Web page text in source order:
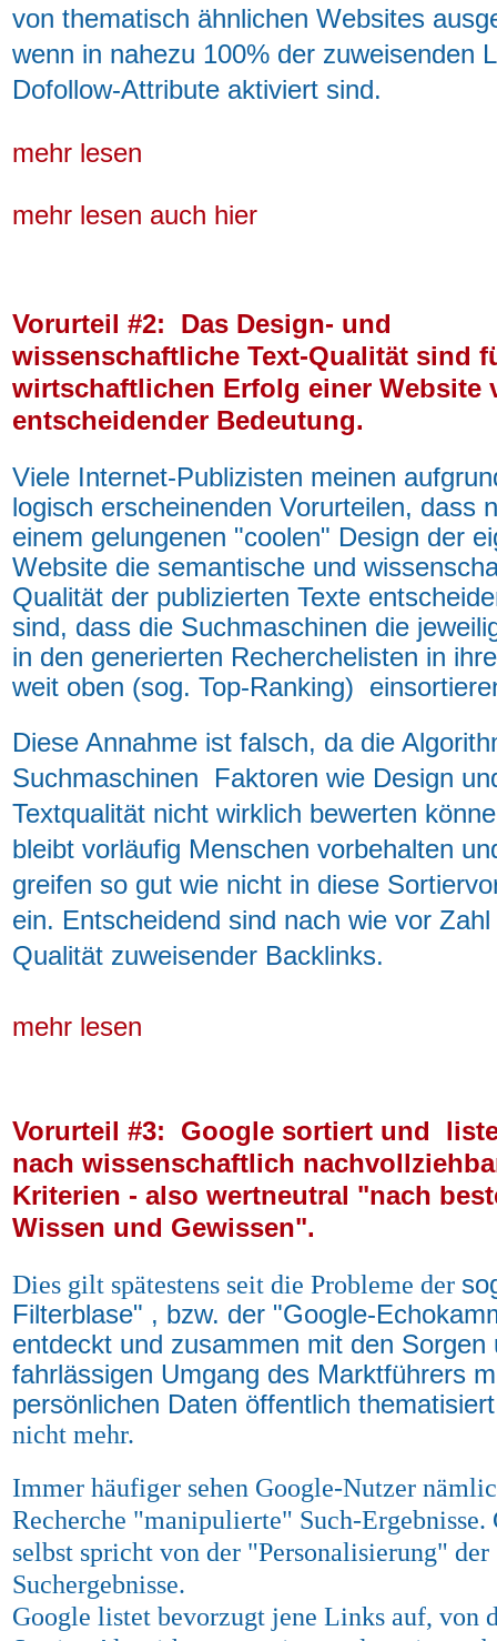
von thematisch ähnlichen Websites
wenn in nahezu 100% der zuweisenden
Dofollow-Attribute aktiviert sind.
mehr lesen
mehr lesen auch hier
Vorurteil #2: Das Design- und
wissenschaftliche Text-Qualität sind
wirtschaftlichen Erfolg einer Website
entscheidender Bedeutung.
Viele Internet-Publizisten meinen
logisch erscheinenden Vorurteilen, dass
einem gelungenen "coolen" Design der
Website die semantische und
Qualität der publizierten Texte
sind, dass die Suchmaschinen die
in den generierten Recherchelisten in
weit oben (sog. Top-Ranking)
Diese Annahme ist falsch, da die
Suchmaschinen Faktoren wie Design
Textqualität nicht wirklich bewerten
bleibt vorläufig Menschen vorbehalten
greifen so gut wie nicht in diese
ein. Entscheidend sind nach wie vor Zahl
Qualität zuweisender Backlinks.
mehr lesen
Vorurteil #3: Google sortiert und
nach wissenschaftlich
Kriterien - also wertneutral "nach
Wissen und Gewissen".
Dies gilt spätestens seit die Probleme der
Filterblase" , bzw. der "Google-
entdeckt und zusammen mit den Sorgen
fahrlässigen Umgang des Marktführers
persönlichen Daten öffentlich
nicht mehr.
Immer häufiger sehen Google-Nutzer
Recherche "manipulierte" Such-Ergebnisse.
selbst spricht von der "Personalisierung" der
Suchergebnisse.
Google listet bevorzugt jene Links auf, von